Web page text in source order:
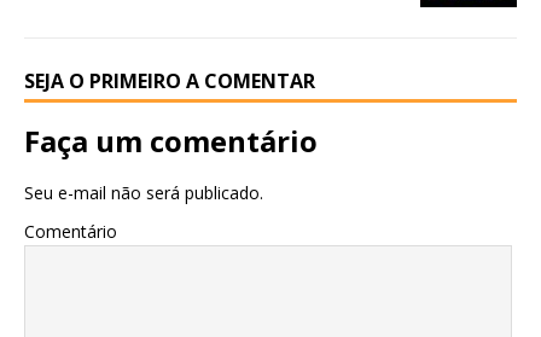
SEJA O PRIMEIRO A COMENTAR
Faça um comentário
Seu e-mail não será publicado.
Comentário